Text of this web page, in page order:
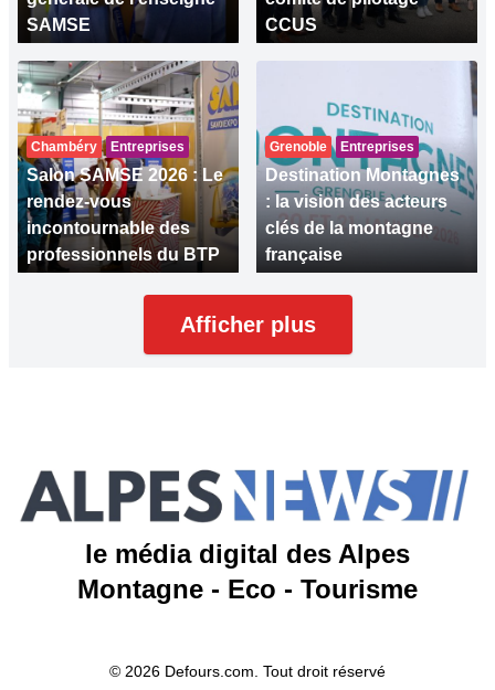
SAMSE
CCUS
Chambéry Entreprises
Salon SAMSE 2026 : Le
rendez-vous
incontournable des
professionnels du BTP
Grenoble Entreprises
Destination Montagnes
: la vision des acteurs
clés de la montagne
française
Afficher plus
le média digital des Alpes
Montagne - Eco - Tourisme
© 2026 Defours.com. Tout droit réservé